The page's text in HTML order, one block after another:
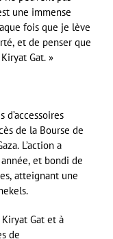
une immense
fois que je lève
et de penser que
Gat. »
de la Bourse de
L’action a
et bondi de
atteignant une
Gat et à
de